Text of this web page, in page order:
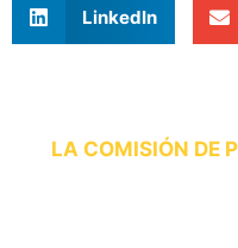
LinkedIn
LA COMISIÓN DE